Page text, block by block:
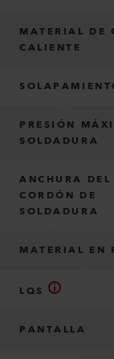
MATERIAL DE
CALIENTE
PRESIÓN
SOLDADURA
ANCHURA DEL
CORDÓN DE
SOLDADURA
MATERIAL EN
LQS
PANTALLA